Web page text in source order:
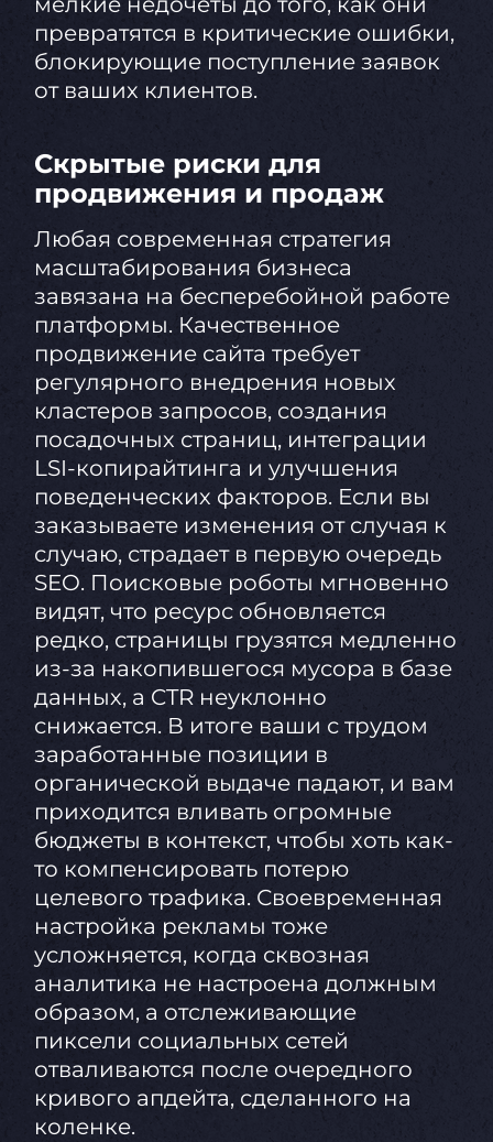
превратятся в критические ошибки,
блокирующие поступление заявок
от ваших клиентов.
Скрытые риски для
продвижения и продаж
Любая современная стратегия
масштабирования бизнеса
завязана на бесперебойной работе
платформы. Качественное
продвижение сайта требует
регулярного внедрения новых
кластеров запросов, создания
посадочных страниц, интеграции
LSI-копирайтинга и улучшения
поведенческих факторов. Если вы
заказываете изменения от случая к
случаю, страдает в первую очередь
SEO. Поисковые роботы мгновенно
видят, что ресурс обновляется
редко, страницы грузятся медленно
из-за накопившегося мусора в базе
данных, а CTR неуклонно
снижается. В итоге ваши с трудом
заработанные позиции в
органической выдаче падают, и вам
приходится вливать огромные
бюджеты в контекст, чтобы хоть как-
то компенсировать потерю
целевого трафика. Своевременная
настройка рекламы тоже
усложняется, когда сквозная
аналитика не настроена должным
образом, а отслеживающие
пиксели социальных сетей
отваливаются после очередного
кривого апдейта, сделанного на
коленке.